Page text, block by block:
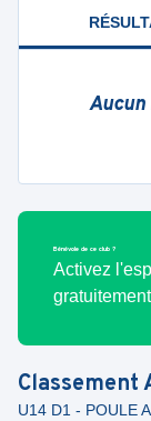
Bénévole de ce club ?
Activez
Classement
U14 D1 - POULE